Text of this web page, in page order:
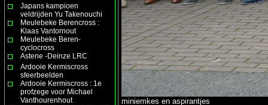
Japans kampioen
veldrijden Yu Takenouchi
Meulebeke Berencross :
Klaas Vantornout
Meulebeke Beren-
cyclocross
Astene -Deinze LRC
Ardooie Kermiscross
sfeerbeelden
Ardooie Kermiscross : 1e
profzege voor Michael
Vanthourenhout
miniemkes en aspirantjes